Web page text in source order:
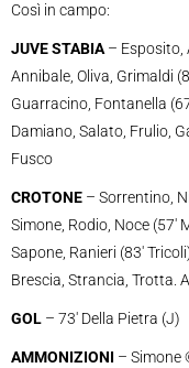
Così in campo:
JUVE STABIA – Esposito,
Annibale, Oliva, Grimaldi
Guarracino, Fontanella
Damiano, Salato, Frulio,
Fusco
CROTONE – Sorrentino,
Simone, Rodio, Noce (57′
Sapone, Ranieri (83′
Brescia, Strancia, Trotta.
GOL – 73′ Della Pietra (J)
AMMONIZIONI – Simone